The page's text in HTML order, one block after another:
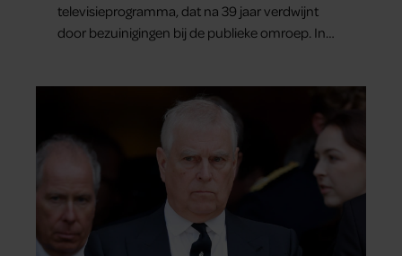
televisieprogramma, dat na 39 jaar verdwijnt
door bezuinigingen bij de publieke omroep. In
Hoewel ze uitkijkt naar de laatste reeks, vindt ze
het ook verdrietig dat een televisieklassieker
verdwijnt.